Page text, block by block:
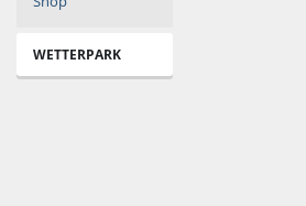
WETTERPARK